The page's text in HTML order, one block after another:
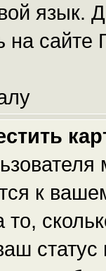
язык.
на сайте
к